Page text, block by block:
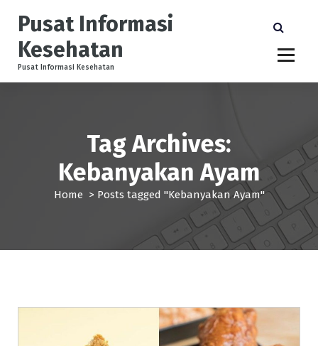
o
Pusat Informasi
Kesehatan
Pusat Informasi Kesehatan
Tag Archives:
Kebanyakan Ayam
Home > Posts tagged "Kebanyakan Ayam"